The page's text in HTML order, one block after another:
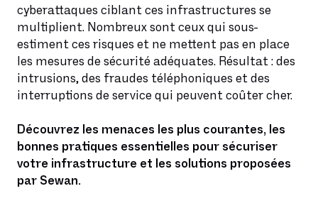
cyberattaques ciblant ces infrastructures se
multiplient. Nombreux sont ceux qui sous-
estiment ces risques et ne mettent pas en place
les mesures de sécurité adéquates. Résultat : des
intrusions, des fraudes téléphoniques et des
interruptions de service qui peuvent coûter cher.
Découvrez les menaces les plus courantes, les
bonnes pratiques essentielles pour sécuriser
votre infrastructure et les solutions proposées
par Sewan.